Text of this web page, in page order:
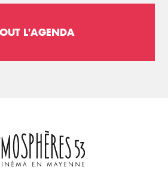
L'AGENDA